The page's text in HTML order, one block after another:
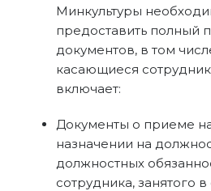
Минкультуры
предоставить полный
документов, в том
касающиеся
включает:
Документы о приеме
назначении на
должностных
сотрудника, занятого